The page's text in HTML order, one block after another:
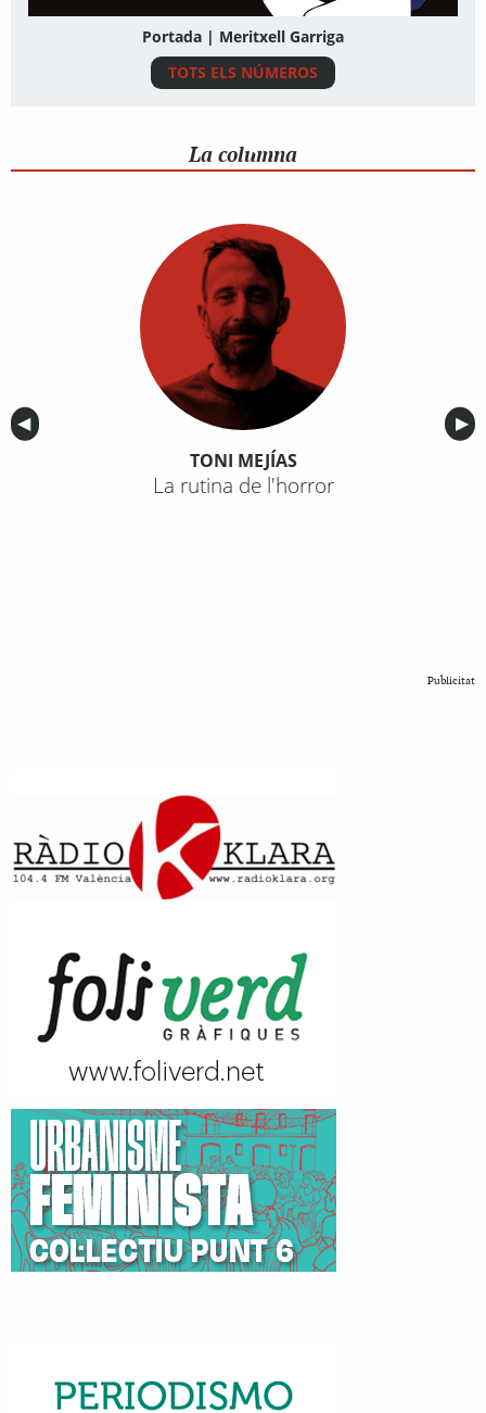
Portada | Meritxell Garriga
TOTS ELS NÚMEROS
La columna
Anterior
◀︎ ▶︎
TONI MEJÍAS
La rutina de l'horror
Publicitat